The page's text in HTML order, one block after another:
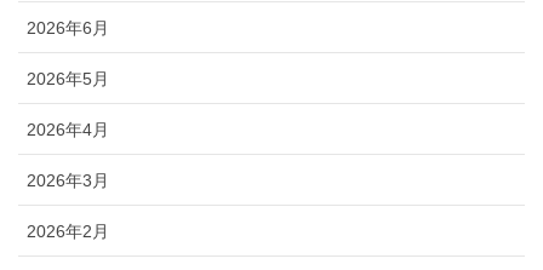
2026年6月
2026年5月
2026年4月
2026年3月
2026年2月